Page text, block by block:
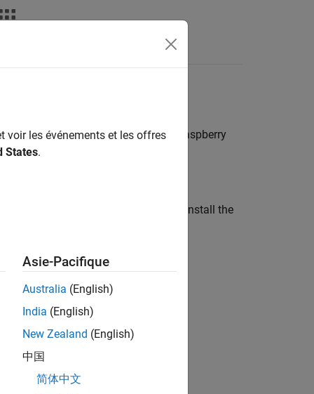
®model is deployed to the Raspberry
of your Raspberry Pi board. To install the
voir les événements et les offres
States.
Asie-Pacifique
Australia (English)
India (English)
New Zealand (English)
中国
简体中文